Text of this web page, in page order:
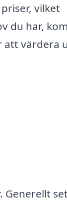
vilket
du har,
att värdera
Generellt